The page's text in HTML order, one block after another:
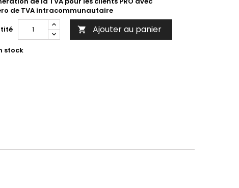
de TVA intracommunautaire
 Ajouter au panier
stock